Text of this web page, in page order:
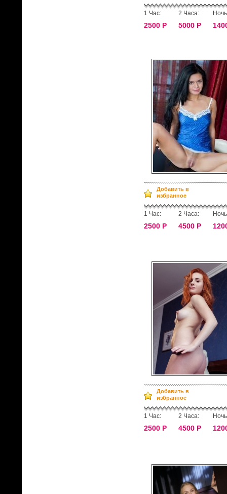
1 Час:
2500 Р
2 Часа:
5000 Р
Добавить в
избранное
1 Час:
2500 Р
2 Часа:
4500 Р
Добавить в
избранное
1 Час:
2500 Р
2 Часа:
4500 Р